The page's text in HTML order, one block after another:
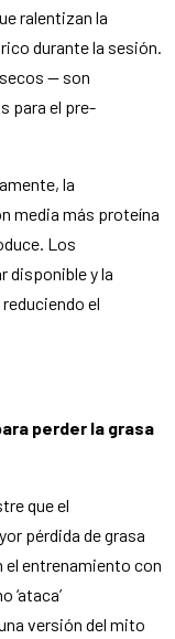
ralentizan la
durante la sesión.
— son
para el pre-
la
media más proteína
Los
disponible y la
el
perder la grasa
que el
pérdida de grasa
entrenamiento con
‘ataca’
versión del mito